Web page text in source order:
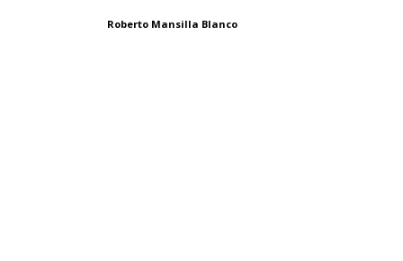
Roberto Mansilla Blanco